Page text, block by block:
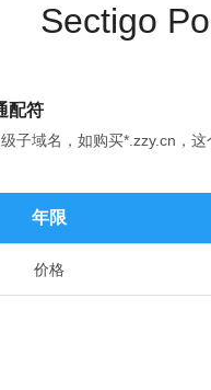
Sectigo
配符
子域名，如购买*.zzy.cn，
年限
价格